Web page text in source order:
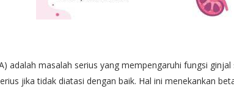
adalah masalah serius yang mempengaruhi fungsi
jika tidak diatasi dengan baik. Hal ini menekankan